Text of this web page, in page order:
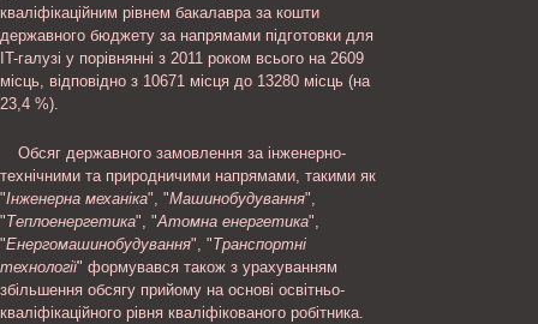
кваліфікаційним рівнем бакалавра за кошти
державного бюджету за напрямами підготовки для
IT-галузі у порівнянні з 2011 роком всього на 2609
місць, відповідно з 10671 місця до 13280 місць (на
23,4 %).
Обсяг державного замовлення за інженерно-
технічними та природничими напрямами, такими як
"Інженерна механіка", "Машинобудування",
"Теплоенергетика", "Атомна енергетика",
"Енергомашинобудування", "Транспортні
технології" формувався також з урахуванням
збільшення обсягу прийому на основі освітньо-
кваліфікаційного рівня кваліфікованого робітника.